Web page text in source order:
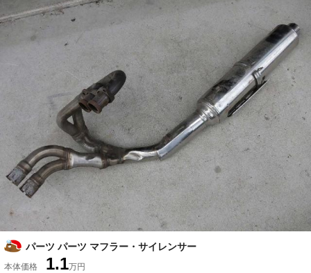
パーツ パーツ マフラー・サイレンサー
本体価格 1.1万円